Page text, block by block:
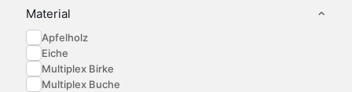
Material
Apfelholz
Eiche
Multiplex Birke
Multiplex Buche